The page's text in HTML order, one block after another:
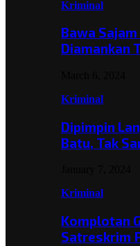
Kriminal
Bawa
Diamankan
Kriminal
Dipimpin
Batu, Tak
Kriminal
Komplotan
Satreskrim